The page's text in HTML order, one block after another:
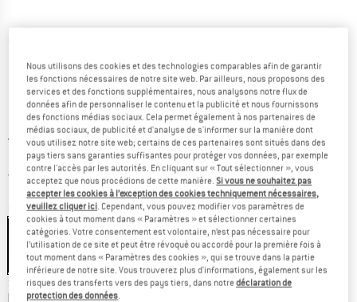
Prix initial :
279,95€
Prix:
173,57€ TVA incl.
Livraison gratuite(FR)France. Informations sur les frais de
Couleur:Brown
-38 %
Sélectionner taille:
Nous utilisons des cookies et des technologies comparables afin de garantir
les fonctions nécessaires de notre site web. Par ailleurs, nous proposons des
services et des fonctions supplémentaires, nous analysons notre flux de
données afin de personnaliser le contenu et la publicité et nous fournissons
des fonctions médias sociaux. Cela permet également à nos partenaires de
médias sociaux, de publicité et d'analyse de s'informer sur la manière dont
vous utilisez notre site web; certains de ces partenaires sont situés dans des
pays tiers sans garanties suffisantes pour protéger vos données, par exemple
contre l'accès par les autorités. En cliquant sur « Tout sélectionner », vous
acceptez que nous procédions de cette manière.Si vous ne souhaitez pas
accepter les cookies à l’exception des cookies techniquement nécessaires,
veuillez cliquer ici. Cependant, vous pouvez modifier vos paramètres de
cookies à tout moment dans « Paramètres » et sélectionner certaines
catégories. Votre consentement est volontaire, n’est pas nécessaire pour
l’utilisation de ce site et peut être révoqué ou accordé pour la première fois à
tout moment dans « Paramètres des cookies », qui se trouve dans la partie
inférieure de notre site. Vous trouverez plus d'informations, également sur les
risques des transferts vers des pays tiers, dans notredéclaration de
protection des données.